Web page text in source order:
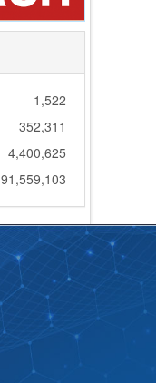
1,522
352,311
4,400,625
91,559,103